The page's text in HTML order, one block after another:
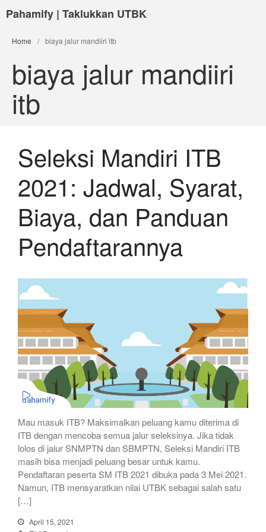
Pahamify | Taklukkan UTBK
Home / biaya jalur mandiiri itb
biaya jalur mandiiri
itb
Seleksi Mandiri ITB
2021: Jadwal, Syarat,
Biaya, dan Panduan
Pendaftarannya
Mau masuk ITB? Maksimalkan peluang kamu diterima di
ITB dengan mencoba semua jalur seleksinya. Jika tidak
lolos di jalur SNMPTN dan SBMPTN, Seleksi Mandiri ITB
masih bisa menjadi peluang besar untuk kamu.
Pendaftaran peserta SM ITB 2021 dibuka pada 3 Mei 2021.
Namun, ITB mensyaratkan nilai UTBK sebagai salah satu
[…]
April 15, 2021